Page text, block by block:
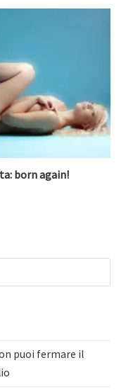
born again!
puoi fermare il